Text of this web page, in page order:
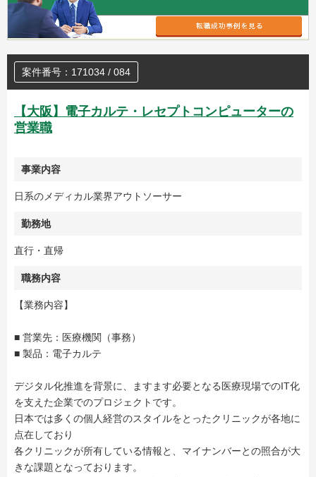
案件番号：171034 / 084
【大阪】電子カルテ・レセプトコンピューターの
営業職
事業内容
日系のメディカル業界アウトソーサー
勤務地
直行・直帰
職務内容
【業務内容】
■ 営業先：医療機関（事務）
■ 製品：電子カルテ
デジタル化推進を背景に、ますます必要となる医療現場でのIT化
を支えた企業でのプロジェクトです。
日本では多くの個人経営のスタイルをとったクリニックが各地に
点在しており
各クリニックが所有している情報と、マイナンバーとの照合が大
きな課題となっております。